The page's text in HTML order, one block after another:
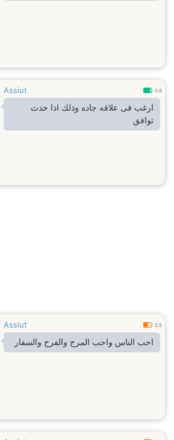
Assiut 0.8
ارغب فى علاقه جاده وذلك اذا حدث
توافق
Assiut 0.5
احب الناس واحب المرح والفرح والسفار